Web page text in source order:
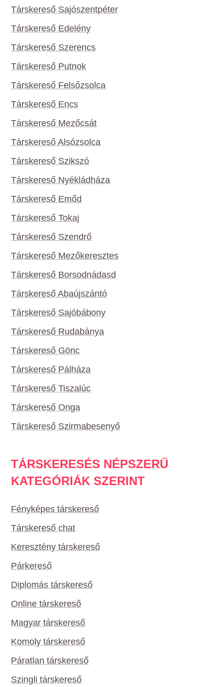
Társkereső Sajószentpéter
Társkereső Edelény
Társkereső Szerencs
Társkereső Putnok
Társkereső Felsőzsolca
Társkereső Encs
Társkereső Mezőcsát
Társkereső Alsózsolca
Társkereső Szikszó
Társkereső Nyékládháza
Társkereső Emőd
Társkereső Tokaj
Társkereső Szendrő
Társkereső Mezőkeresztes
Társkereső Borsodnádasd
Társkereső Abaújszántó
Társkereső Sajóbábony
Társkereső Rudabánya
Társkereső Gönc
Társkereső Pálháza
Társkereső Tiszalúc
Társkereső Onga
Társkereső Szirmabesenyő
TÁRSKERESÉS NÉPSZERŰ
KATEGÓRIÁK SZERINT
Fényképes társkereső
Társkereső chat
Keresztény társkereső
Párkereső
Diplomás társkereső
Online társkereső
Magyar társkereső
Komoly társkereső
Páratlan társkereső
Szingli társkereső